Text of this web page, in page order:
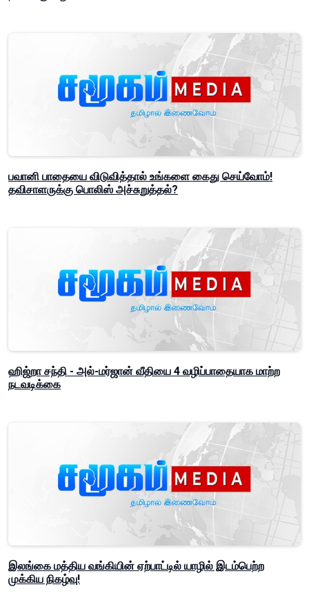
பவானி பாதையை விடுவித்தால் உங்களை கைது செய்வோம்!
தவிசாளருக்கு பொலிஸ் அச்சுறுத்தல்?
ஹிஜ்றா சந்தி - அல்-மர்ஜான் வீதியை 4 வழிப்பாதையாக மாற்ற
நடவடிக்கை
இலங்கை மத்திய வங்கியின் ஏற்பாட்டில் யாழில் இடம்பெற்ற
முக்கிய நிகழ்வு!